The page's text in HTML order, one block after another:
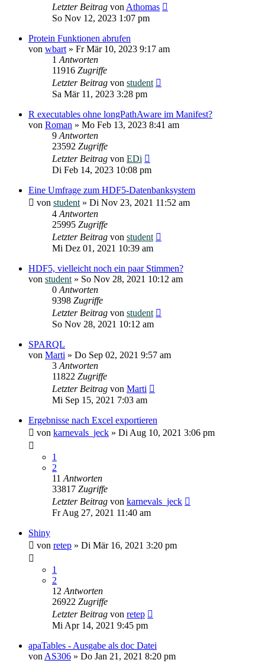
Letzter Beitrag von Athomas
So Nov 12, 2023 1:07 pm
Protein Funktionen abrufen
von wbart » Fr Mär 10, 2023 9:17 am
1 Antworten
11916 Zugriffe
Letzter Beitrag von student
Sa Mär 11, 2023 3:28 pm
R executables ohne longPathAware im Manifest?
von Roman » Mo Feb 13, 2023 8:41 am
9 Antworten
23592 Zugriffe
Letzter Beitrag von EDi
Di Feb 14, 2023 10:08 pm
Eine Umfrage zum HDF5-Datenbanksystem
von student » Di Nov 23, 2021 11:52 am
4 Antworten
25995 Zugriffe
Letzter Beitrag von student
Mi Dez 01, 2021 10:39 am
HDF5, vielleicht noch ein paar Stimmen?
von student » So Nov 28, 2021 10:12 am
0 Antworten
9398 Zugriffe
Letzter Beitrag von student
So Nov 28, 2021 10:12 am
SPARQL
von Marti » Do Sep 02, 2021 9:57 am
3 Antworten
11822 Zugriffe
Letzter Beitrag von Marti
Mi Sep 15, 2021 7:03 am
Ergebnisse nach Excel exportieren
von karnevals_jeck » Di Aug 10, 2021 3:06 pm
1
2
11 Antworten
33817 Zugriffe
Letzter Beitrag von karnevals_jeck
Fr Aug 27, 2021 11:40 am
Shiny
von retep » Di Mär 16, 2021 3:20 pm
1
2
12 Antworten
26922 Zugriffe
Letzter Beitrag von retep
Mi Apr 14, 2021 9:45 pm
apaTables - Ausgabe als doc Datei
von AS306 » Do Jan 21, 2021 8:20 pm